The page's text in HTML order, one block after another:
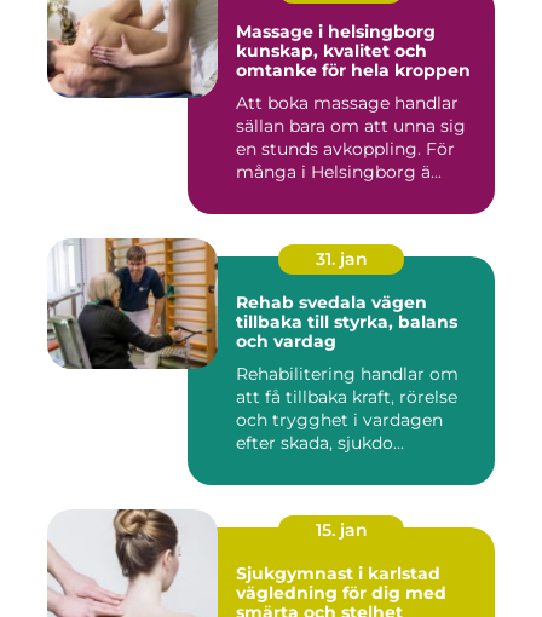
Massage i helsingborg
kunskap, kvalitet och
omtanke för hela kroppen
Att boka massage handlar
sällan bara om att unna sig
en stunds avkoppling. För
många i Helsingborg ä...
31. jan
Rehab svedala vägen
tillbaka till styrka, balans
och vardag
Rehabilitering handlar om
att få tillbaka kraft, rörelse
och trygghet i vardagen
efter skada, sjukdo...
15. jan
Sjukgymnast i karlstad
vägledning för dig med
smärta och stelhet